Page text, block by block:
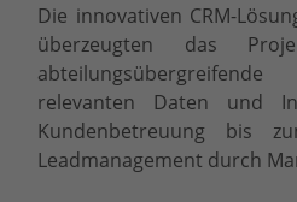
Die innovativen CRM-
überzeugten das
relevanten Daten und
Kundenbetreuung bis
Leadmanagement durch